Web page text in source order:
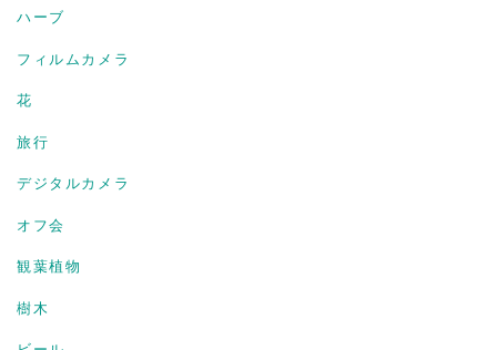
ハーブ
フィルムカメラ
花
旅行
デジタルカメラ
オフ会
観葉植物
樹木